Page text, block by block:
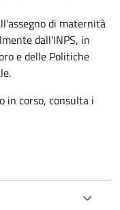
di maternità
dall'INPS, in
e delle Politiche
in corso, consulta i